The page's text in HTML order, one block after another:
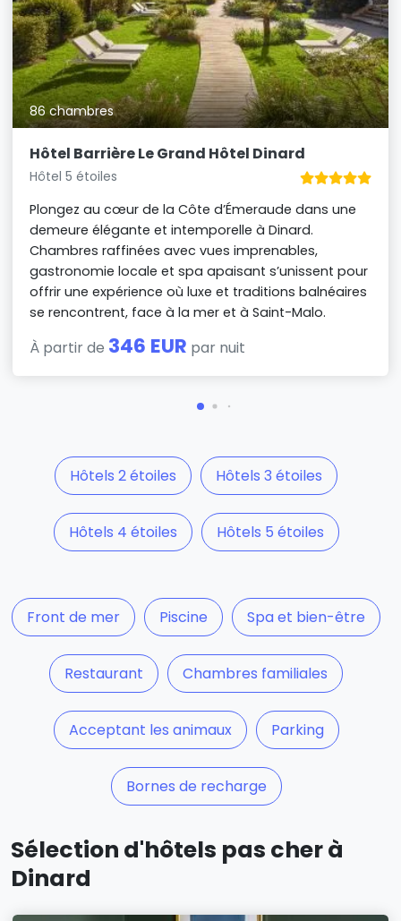
86 chambres
Hôtel Barrière Le Grand Hôtel Dinard
Hôtel 5 étoiles
Plongez au cœur de la Côte d’Émeraude dans une
demeure élégante et intemporelle à Dinard.
Chambres raffinées avec vues imprenables,
gastronomie locale et spa apaisant s’unissent pour
offrir une expérience où luxe et traditions balnéaires
se rencontrent, face à la mer et à Saint-Malo.
À partir de 346 EUR par nuit
Hôtels 2 étoiles Hôtels 3 étoiles
Hôtels 4 étoiles Hôtels 5 étoiles
Front de mer Piscine Spa et bien-être
Restaurant Chambres familiales
Acceptant les animaux Parking
Bornes de recharge
Sélection d'hôtels pas cher à
Dinard